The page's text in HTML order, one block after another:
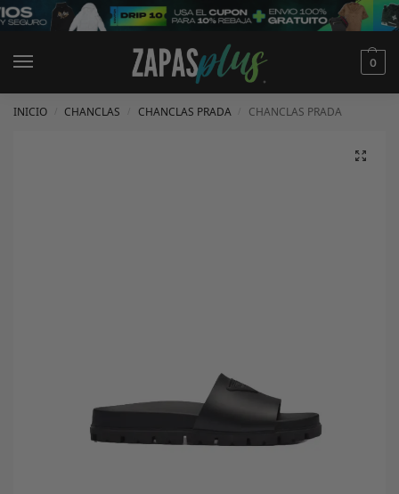
0
INICIO CHANCLAS CHANCLAS PRADA CHANCLAS PRADA